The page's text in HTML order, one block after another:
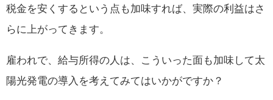
税金を安くするという点も加味すれば、実際の利益はさ
らに上がってきます。
雇われで、給与所得の人は、こういった面も加味して太
陽光発電の導入を考えてみてはいかがですか？